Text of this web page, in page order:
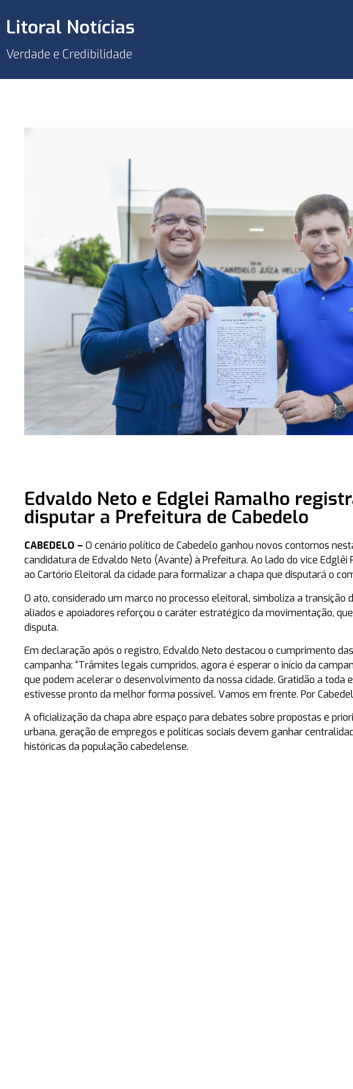
Litoral Notícias
Verdade e Credibilidade
Edvaldo Neto e Edglei Ramalho
disputar a Prefeitura de Cabedelo
CABEDELO – O cenário político de Cabedelo ganhou novos contornos
candidatura de Edvaldo Neto (Avante) à Prefeitura. Ao lado do vice
ao Cartório Eleitoral da cidade para formalizar a chapa que disputará o
O ato, considerado um marco no processo eleitoral, simboliza a
aliados e apoiadores reforçou o caráter estratégico da movimentação,
disputa.
Em declaração após o registro, Edvaldo Neto destacou o cumprimento
campanha: “Trâmites legais cumpridos, agora é esperar o início da
que podem acelerar o desenvolvimento da nossa cidade. Gratidão a toda
estivesse pronto da melhor forma possível. Vamos em frente. Por
A oficialização da chapa abre espaço para debates sobre propostas e
urbana, geração de empregos e políticas sociais devem ganhar
históricas da população cabedelense.